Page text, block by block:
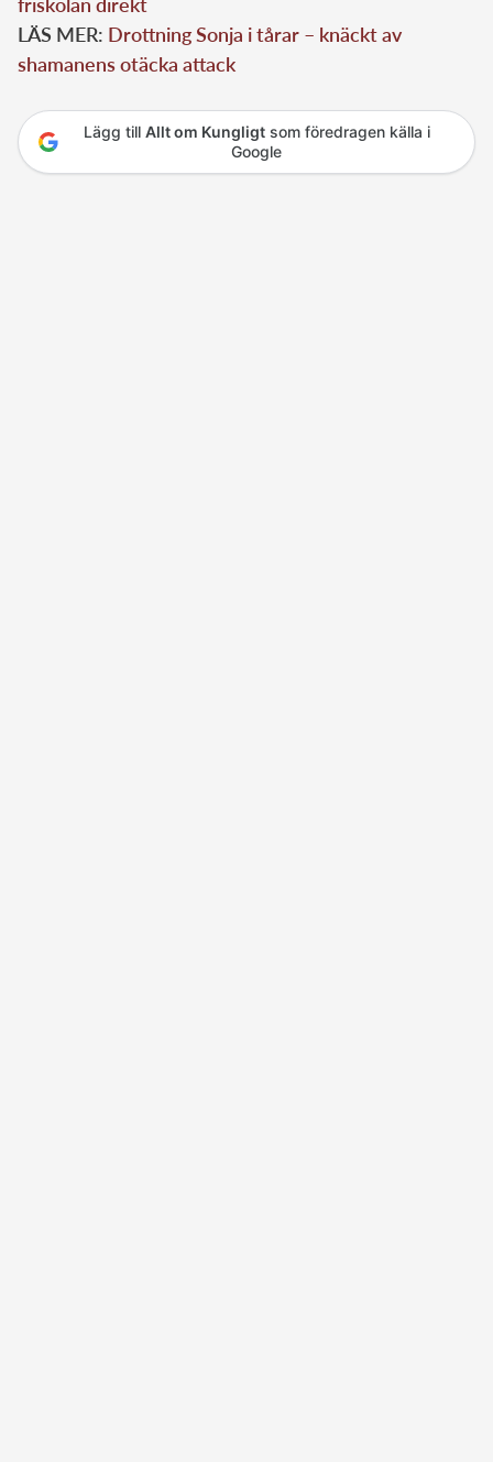
LÄS MER: Drottning Sonja i tårar – knäckt av
shamanens otäcka attack
Lägg till Allt om Kungligtsom föredragen källa i
Google